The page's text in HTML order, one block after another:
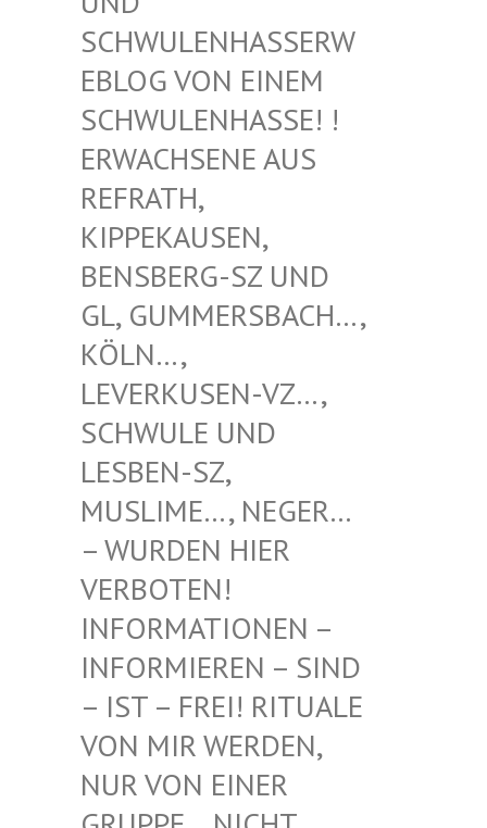
WULENHASSERWEBL
OG VON EINEM SCH
WULENHASSE! ! ERW
ACHSENE AUS REF
RATH, KIP
PEKAUSEN, BEN
SBERG-SZ UND GL,
GUMMERSBACH…, KÖL
N…, LEV
ERKUSEN-VZ…, SCH
WULE UND LES
BEN-SZ, MUS
LIME…, NEGER… – W
URDEN HIER VER
BOTEN! INF
ORMATIONEN – INF
ORMIEREN – SIND – I
ST – FREI! RITUALE VON
MIR WERDEN, NUR
VON EINER GRU